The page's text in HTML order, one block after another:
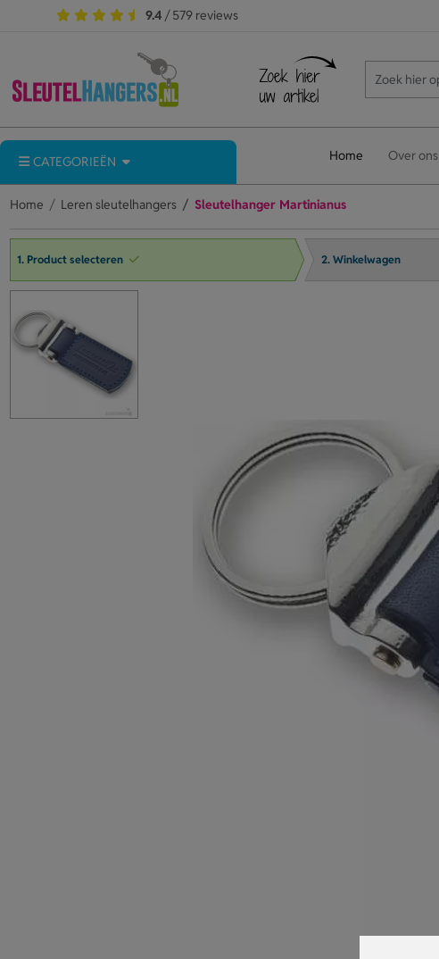
9.4 / 579 reviews
CATEGORIEËN Home Over ons
Home Leren sleutelhangers Sleutelhanger Martinianus
1. Product selecteren 2. Winkelwagen